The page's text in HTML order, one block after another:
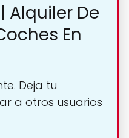
Alquiler De
En
Deja tu
a otros usuarios